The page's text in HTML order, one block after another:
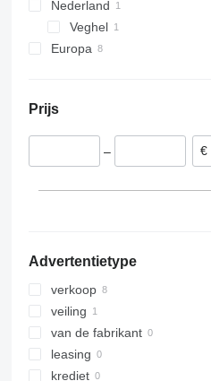
Nederland
Veghel
Europa
Spanje
Ierland
Prijs
–
Advertentietype
verkoop
veiling
van de fabrikant
leasing
krediet